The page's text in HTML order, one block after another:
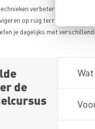
verbeteren en met
op ruig terrein en het
je dagelijks met
de